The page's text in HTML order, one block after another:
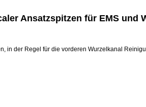
Ansatzspitzen für EMS und
in der Regel für die vorderen Wurzelkanal